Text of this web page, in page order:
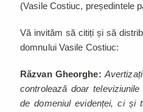
(Vasile Costiuc, președintele
Vă invităm să citiți și să
domnului Vasile Costiuc:
Răzvan Gheorghe:
controlează doar
de domeniul evidenței, ci și